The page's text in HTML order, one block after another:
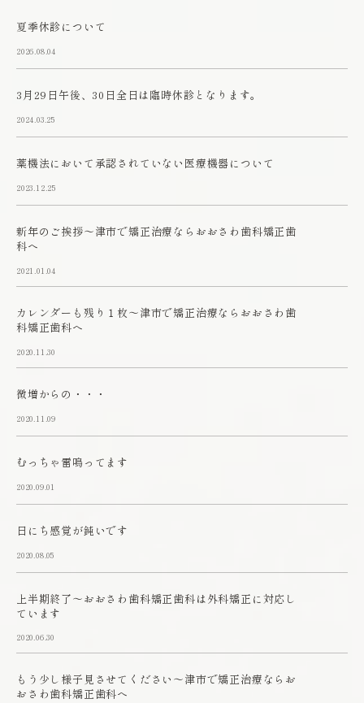
夏季休診について
2026.08.04
3月29日午後、30日全日は臨時休診となります。
2024.03.25
薬機法において承認されていない医療機器について
2023.12.25
新年のご挨拶～津市で矯正治療ならおおさわ歯科矯正歯
科へ
2021.01.04
カレンダーも残り１枚～津市で矯正治療ならおおさわ歯
科矯正歯科へ
2020.11.30
微増からの・・・
2020.11.09
むっちゃ雷鳴ってます
2020.09.01
日にち感覚が鈍いです
2020.08.05
上半期終了～おおさわ歯科矯正歯科は外科矯正に対応し
ています
2020.06.30
もう少し様子見させてください～津市で矯正治療ならお
おさわ歯科矯正歯科へ